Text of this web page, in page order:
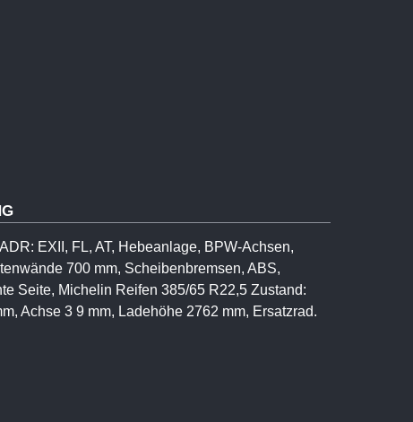
EXII, FL, AT, Hebeanlage, BPW-Achsen,
700 mm, Scheibenbremsen, ABS,
Seite, Michelin Reifen 385/65 R22,5 Zustand:
Achse 3 9 mm, Ladehöhe 2762 mm, Ersatzrad.